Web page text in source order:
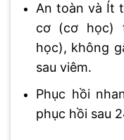
An toàn và Ít
cơ (cơ học)
học), không
sau viêm.
Phục hồi
phục hồi sau